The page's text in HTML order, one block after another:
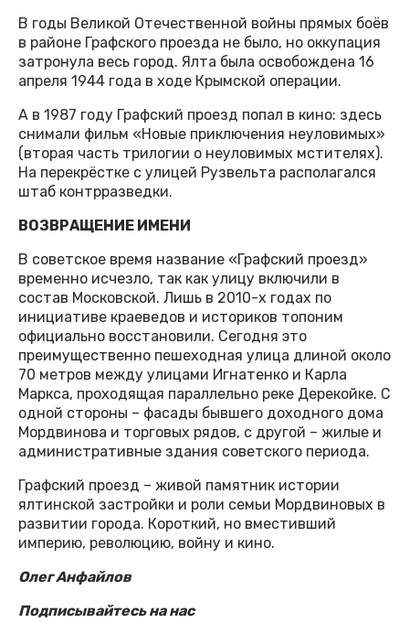
В годы Великой Отечественной войны прямых боёв
в районе Графского проезда не было, но оккупация
затронула весь город. Ялта была освобождена 16
апреля 1944 года в ходе Крымской операции.
А в 1987 году Графский проезд попал в кино: здесь
снимали фильм «Новые приключения неуловимых»
(вторая часть трилогии о неуловимых мстителях).
На перекрёстке с улицей Рузвельта располагался
штаб контрразведки.
ВОЗВРАЩЕНИЕ ИМЕНИ
В советское время название «Графский проезд»
временно исчезло, так как улицу включили в
состав Московской. Лишь в 2010-х годах по
инициативе краеведов и историков топоним
официально восстановили. Сегодня это
преимущественно пешеходная улица длиной около
70 метров между улицами Игнатенко и Карла
Маркса, проходящая параллельно реке Дерекойке. С
одной стороны – фасады бывшего доходного дома
Мордвинова и торговых рядов, с другой – жилые и
административные здания советского периода.
Графский проезд – живой памятник истории
ялтинской застройки и роли семьи Мордвиновых в
развитии города. Короткий, но вместивший
империю, революцию, войну и кино.
Олег Анфайлов
Подписывайтесь на нас